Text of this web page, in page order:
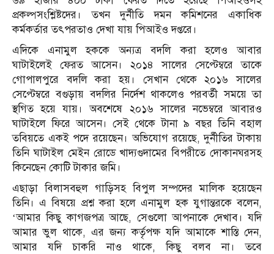
প্রকল্পসংশ্লিষ্টদের। তখন দুর্নীতি দমন কমিশনের একাধিক
কর্মকর্তার তৎপরতাও দেখা যায় পিআইও দপ্তরে।
এদিকে এনামুল হককে অন্যত্র বদলি করা হলেও আবার
ঘাটাইলেই ফেরত আসেন। ২০১৪ সালের সেপ্টেম্বরে তাকে
গোপালপুরে বদলি করা হয়। সেখান থেকে ২০১৬ সালের
সেপ্টেম্বরে বগুড়ায় বদলির নির্দেশ থাকলেও পরবর্তী সময়ে তা
স্থগিত হয়ে যায়। অবশেষে ২০১৬ সালের নভেম্বরে আবারও
ঘাটাইলে ফিরে আসেন। সেই থেকে টানা ৯ বছর তিনি বহাল
তবিয়তে একই পদে রয়েছেন। অভিযোগ রয়েছে, দুর্নীতির টাকায়
তিনি ঘাটাইল মেইন রোডে খাদ্যগুদামের বিপরীতে দোকানঘরসহ
কিনেছেন কোটি টাকার জমি।
এছাড়া বিলাসবহুল গাড়িসহ বিপুল সম্পদের মালিক হয়েছেন
তিনি। এ বিষয়ে প্রশ্ন করা হলে এনামুল হক যুগান্তরকে বলেন,
‘আমার কিছু কাগজপত্র আছে, সেগুলো আপনাকে দেখাব। যদি
আমার ভুল থাকে, এর জন্য কর্তৃপক্ষ যদি আমাকে শাস্তি দেন,
আমার যদি চাকরি নাও থাকে, কিছু বলব না। তবে